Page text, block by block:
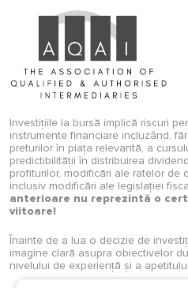
Investițiile la bursă implică riscuri
instrumente financiare incluzând,
preturilor în piața relevantă, a
predictibilității în distribuirea
profiturilor, modificări ale ratelor de
inclusiv modificări ale legislației
anterioare nu reprezintă o
viitoare!
Înainte de a lua o decizie de
imagine clară asupra obiectivelor
nivelului de experiență și a